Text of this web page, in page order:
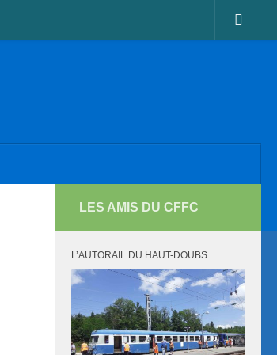
LES AMIS DU CFFC
L’AUTORAIL DU HAUT-DOUBS